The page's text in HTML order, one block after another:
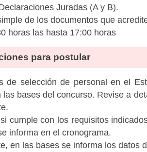
Juradas (A y B).
de los documentos que
horas las hasta 17:00 horas
para postular
de selección de personal en el
las bases del concurso. Revise a
cumple con los requisitos
informa en el cronograma.
en las bases se informa los datos